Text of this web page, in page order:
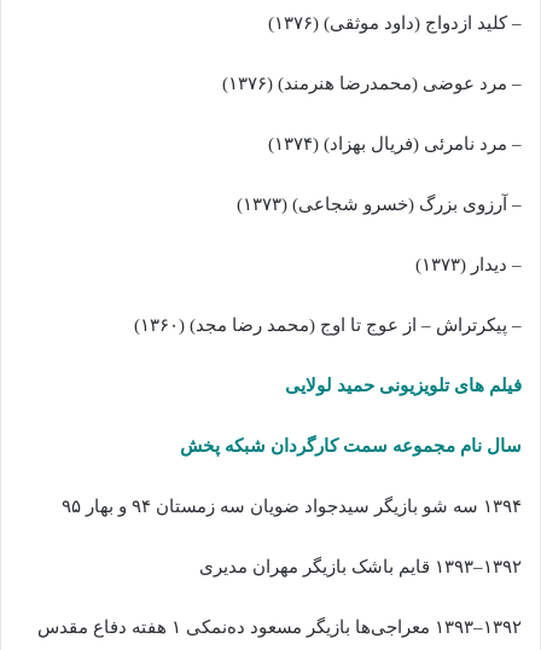
– کلید ازدواج (داود موثقی) (۱۳۷۶)
– مرد عوضی (محمدرضا هنرمند) (۱۳۷۶)
– مرد نامرئی (فریال بهزاد) (۱۳۷۴)
– آرزوی بزرگ (خسرو شجاعی) (۱۳۷۳)
– دیدار (۱۳۷۳)
– پیکرتراش – از عوج تا اوج (محمد رضا مجد) (۱۳۶۰)
فیلم های تلویزیونی حمید لولایی
سال نام مجموعه سمت کارگردان شبکه پخش
۱۳۹۴ سه شو بازیگر سیدجواد ضویان سه زمستان ۹۴ و بهار ۹۵
۱۳۹۲–۱۳۹۳ قایم باشک بازیگر مهران مدیری
۱۳۹۲–۱۳۹۳ معراجی‌ها بازیگر مسعود ده‌نمکی ۱ هفته دفاع مقدس